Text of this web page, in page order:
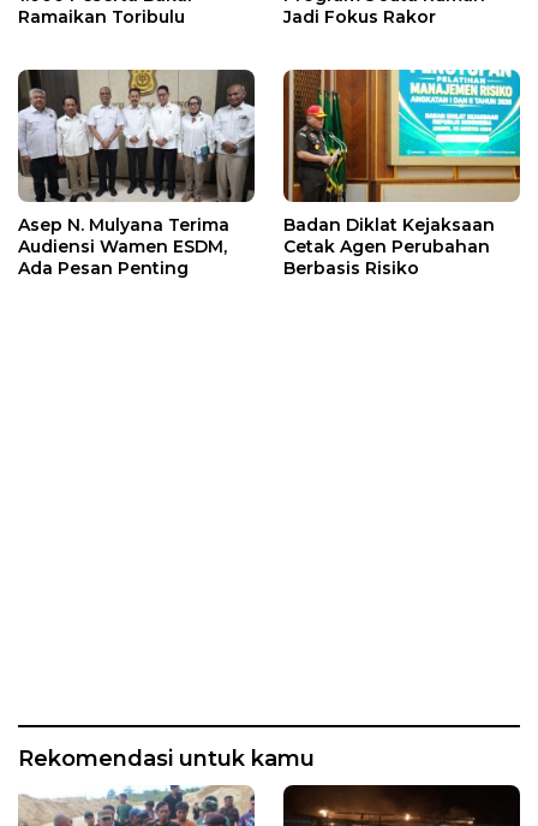
Ramaikan Toribulu
Jadi Fokus Rakor
Asep N. Mulyana Terima
Audiensi Wamen ESDM,
Ada Pesan Penting
Badan Diklat Kejaksaan
Cetak Agen Perubahan
Berbasis Risiko
Rekomendasi untuk kamu